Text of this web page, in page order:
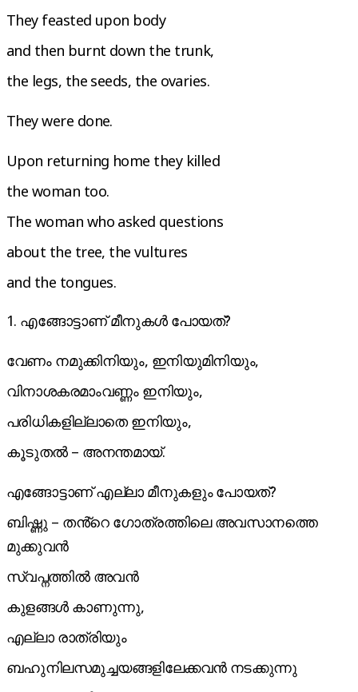
They feasted upon body
and then burnt down the trunk,
the legs, the seeds, the ovaries.
They were done.
Upon returning home they killed
the woman too.
The woman who asked questions
about the tree, the vultures
and the tongues.
1. എങ്ങോട്ടാണ് മീനുകൾ പോയത്?
വേണം നമുക്കിനിയും, ഇനിയുമിനിയും,
വിനാശകരമാംവണ്ണം ഇനിയും,
പരിധികളില്ലാതെ ഇനിയും,
കൂടുതൽ – അനന്തമായ്.
എങ്ങോട്ടാണ് എല്ലാ മീനുകളും പോയത്?
ബിഷ്ണു – തൻ്റെ ഗോത്രത്തിലെ അവസാനത്തെ
മുക്കുവൻ
സ്വപ്നത്തിൽ അവൻ
കുളങ്ങൾ കാണുന്നു,
എല്ലാ രാത്രിയും
ബഹുനിലസമുച്ചയങ്ങളിലേക്കവൻ നടക്കുന്നു